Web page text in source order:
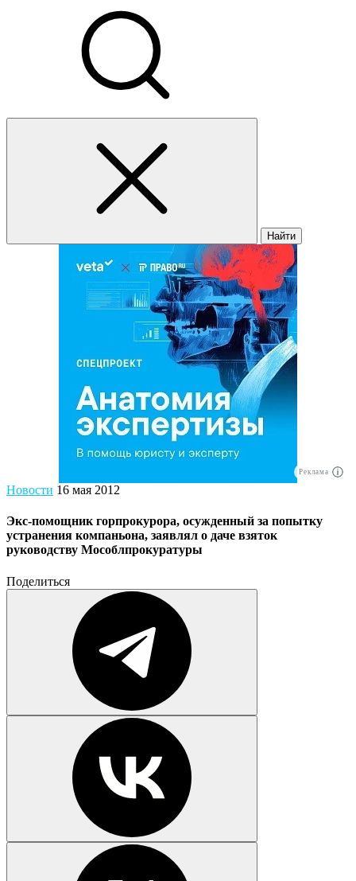
Найти
Реклама
Новости 16 мая 2012
Экс-помощник горпрокурора, осужденный за попытку
устранения компаньона, заявлял о даче взяток
руководству Мособлпрокуратуры
Поделиться